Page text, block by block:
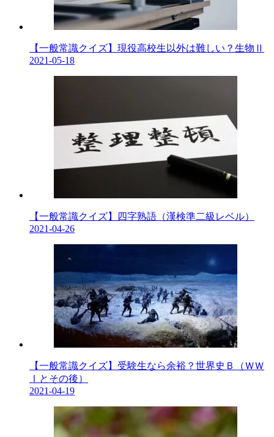
【一般常識クイズ】現役高校生以外は難しい？生物Ⅱ
2021-05-18
【一般常識クイズ】四字熟語（漢検準二級レベル）
2021-04-26
【一般常識クイズ】受験生なら余裕？世界史Ｂ（ＷＷ
Ⅰとその後）
2021-04-19